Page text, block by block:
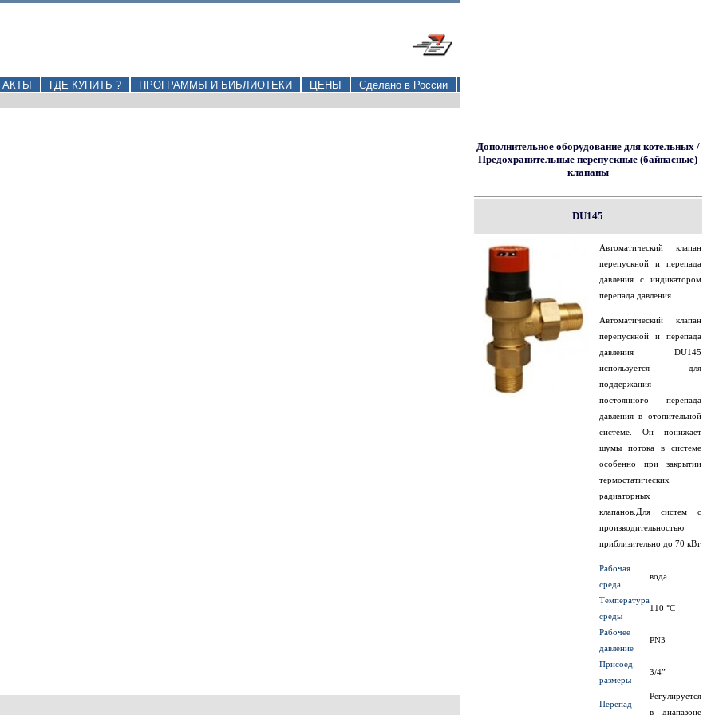
ГДЕ КУПИТЬ ? ПРОГРАММЫ И БИБЛИОТЕКИ ЦЕНЫ Сделано в России
Дополнительное оборудование для котельных /
Предохранительные перепускные (байпасные)
клапаны
DU145
Автоматический клапан
перепускной и перепада
давления с индикатором
перепада давления
Автоматический клапан
перепускной и перепада
давления DU145
используется для
поддержания
постоянного перепада
давления в отопительной
системе. Он понижает
шумы потока в системе
особенно при закрытии
термостатических
радиаторных
клапанов.Для систем с
производительностью
приблизительно до 70 кВт
Рабочая
среда
вода
Температура
среды
110 °C
Рабочее
давление
PN3
Присоед.
размеры
3/4”
Перепад
Регулируется
в диапазоне